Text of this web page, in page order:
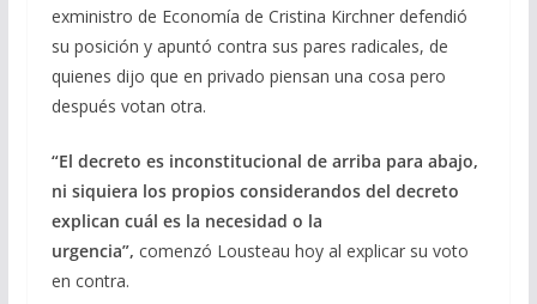
exministro de Economía de Cristina Kirchner defendió
su posición y apuntó contra sus pares radicales, de
quienes dijo que en privado piensan una cosa pero
después votan otra.
“El decreto es inconstitucional de arriba para abajo,
ni siquiera los propios considerandos del decreto
explican cuál es la necesidad o la
urgencia”, comenzó Lousteau hoy al explicar su voto
en contra.